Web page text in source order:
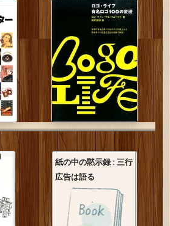
紙の中の黙示録 : 三行
広告は語る